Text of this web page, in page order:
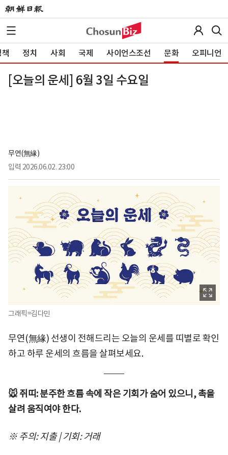
정치 사회 국제 사이언스조선 문화 오피니언
[오늘의 운세] 6월 3일 수요일
무연(無緣)
입력 2026.06.02. 23:00
그래픽=김다민
무연(無緣) 선생이 전해드리는 오늘의 운세를 띠별로 확인
하고 하루 운세의 흐름을 살펴보세요.
🐭 쥐띠: 분주한 흐름 속에 작은 기회가 숨어 있으니, 촉을
살려 움직여야 한다.
※ 주의: 지출 | 기회: 거래